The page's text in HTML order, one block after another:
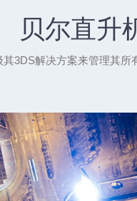
贝尔直升
3DS解决方案来管理其所